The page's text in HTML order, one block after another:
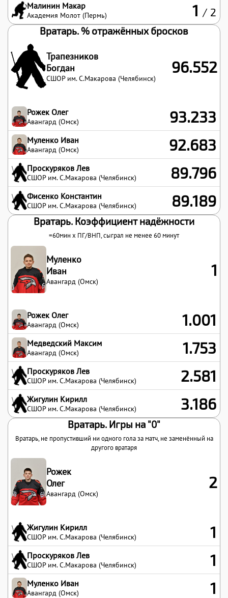
Малинин Макар
Академия Молот (Пермь) 1 / 2
Вратарь. % отражённых бросков
Трапезников
Богдан
СШОР им. С.Макарова (Челябинск)
96.552
Рожек Олег
Авангард (Омск) 93.233
Муленко Иван
Авангард (Омск) 92.683
Проскуряков Лев
СШОР им. С.Макарова (Челябинск) 89.796
Фисенко Константин
СШОР им. С.Макарова (Челябинск) 89.189
Вратарь. Коэффициент надёжности
=60мин x ПГ/ВНП, сыграл не менее 60 минут
Муленко
Иван
Авангард (Омск)
1
Рожек Олег
Авангард (Омск) 1.001
Медведский Максим
Авангард (Омск) 1.753
Проскуряков Лев
СШОР им. С.Макарова (Челябинск) 2.581
Жигулин Кирилл
СШОР им. С.Макарова (Челябинск) 3.186
Вратарь. Игры на "0"
Вратарь, не пропустивший ни одного гола за матч, не заменённый на
другого вратаря
Рожек
Олег
Авангард (Омск)
2
Жигулин Кирилл
СШОР им. С.Макарова (Челябинск) 1
Проскуряков Лев
СШОР им. С.Макарова (Челябинск) 1
Муленко Иван
Авангард (Омск) 1